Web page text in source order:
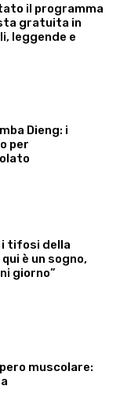
il programma
gratuita in
leggende e
Dieng: i
per
i tifosi della
è un sogno,
giorno”
muscolare: